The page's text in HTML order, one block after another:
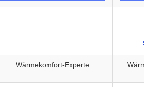
Wärmekomfort-Experte